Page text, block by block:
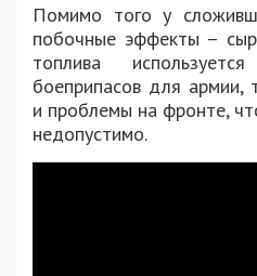
Помимо того у
побочные эффекты –
топлива
боеприпасов для армии,
и проблемы на фронте,
недопустимо.